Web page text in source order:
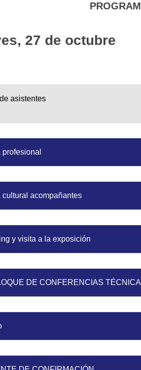
27 de octubre
asistentes
cultural acompañantes
y visita a la exposición
DE CONFERENCIAS